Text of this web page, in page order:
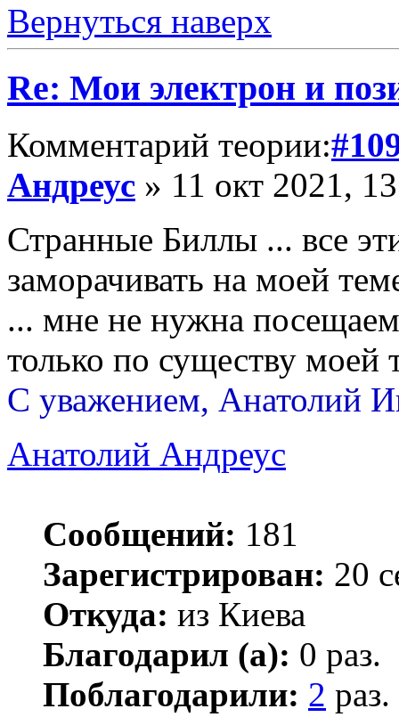
Вернуться наверх
Re: Мои электрон и
Комментарий теории:
Андреус » 11 окт 2021,
Странные Биллы ... все
заморачивать на моей
... мне не нужна
только по существу
С уважением, Анатолий
Анатолий Андреус
Сообщений: 181
Зарегистрирован: 20
Откуда: из Киева
Благодарил (а): 0 раз.
Поблагодарили: 2 раз.